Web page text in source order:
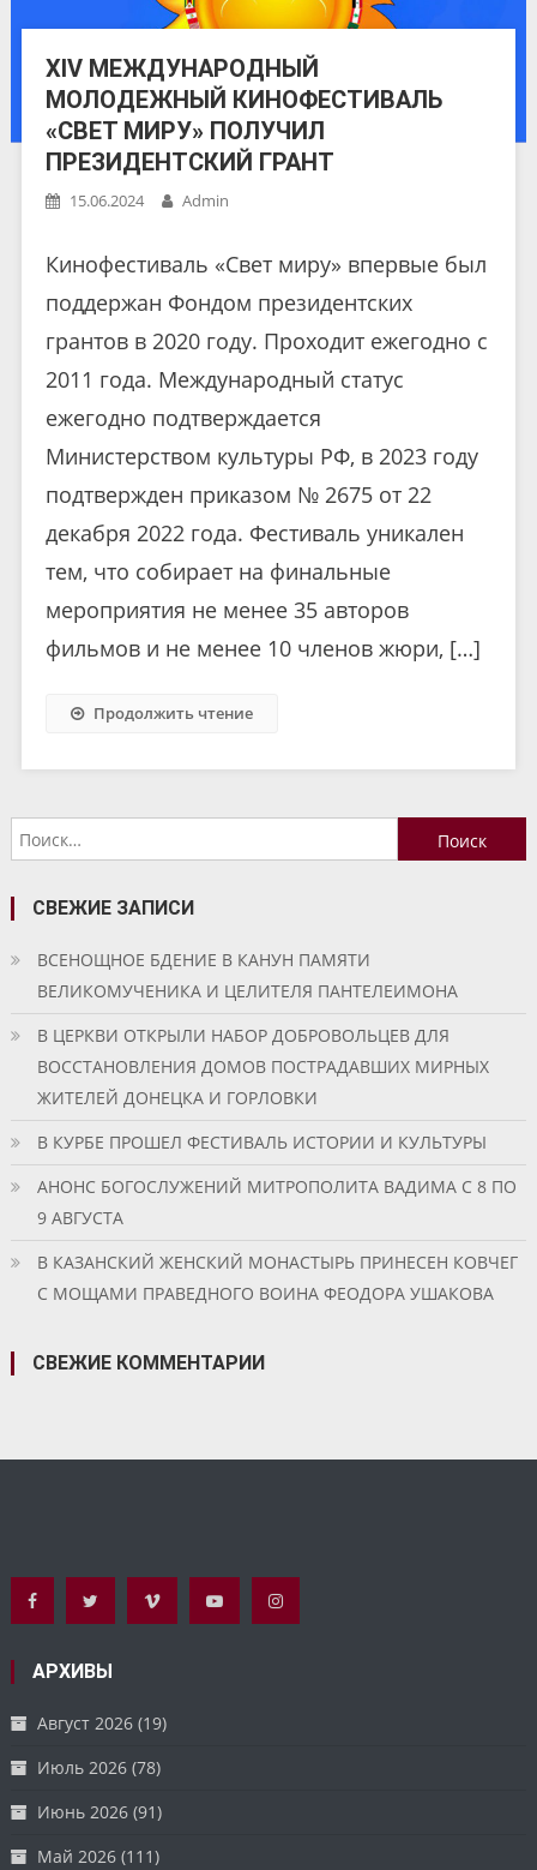
XIV МЕЖДУНАРОДНЫЙ
МОЛОДЕЖНЫЙ КИНОФЕСТИВАЛЬ
«СВЕТ МИРУ» ПОЛУЧИЛ
ПРЕЗИДЕНТСКИЙ ГРАНТ
15.06.2024 Admin
Кинофестиваль «Свет миру» впервые был
поддержан Фондом президентских
грантов в 2020 году. Проходит ежегодно с
2011 года. Международный статус
ежегодно подтверждается
Министерством культуры РФ, в 2023 году
подтвержден приказом № 2675 от 22
декабря 2022 года. Фестиваль уникален
тем, что собирает на финальные
мероприятия не менее 35 авторов
фильмов и не менее 10 членов жюри, […]
Продолжить чтение
Найти:
СВЕЖИЕ ЗАПИСИ
ВСЕНОЩНОЕ БДЕНИЕ В КАНУН ПАМЯТИ
ВЕЛИКОМУЧЕНИКА И ЦЕЛИТЕЛЯ ПАНТЕЛЕИМОНА
В ЦЕРКВИ ОТКРЫЛИ НАБОР ДОБРОВОЛЬЦЕВ ДЛЯ
ВОССТАНОВЛЕНИЯ ДОМОВ ПОСТРАДАВШИХ МИРНЫХ
ЖИТЕЛЕЙ ДОНЕЦКА И ГОРЛОВКИ
В КУРБЕ ПРОШЕЛ ФЕСТИВАЛЬ ИСТОРИИ И КУЛЬТУРЫ
АНОНС БОГОСЛУЖЕНИЙ МИТРОПОЛИТА ВАДИМА С 8 ПО
9 АВГУСТА
В КАЗАНСКИЙ ЖЕНСКИЙ МОНАСТЫРЬ ПРИНЕСЕН КОВЧЕГ
С МОЩАМИ ПРАВЕДНОГО ВОИНА ФЕОДОРА УШАКОВА
СВЕЖИЕ КОММЕНТАРИИ
АРХИВЫ
Август 2026 (19)
Июль 2026 (78)
Июнь 2026 (91)
Май 2026 (111)